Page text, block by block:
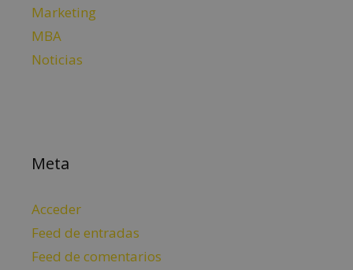
Marketing
MBA
Noticias
Meta
Acceder
Feed de entradas
Feed de comentarios